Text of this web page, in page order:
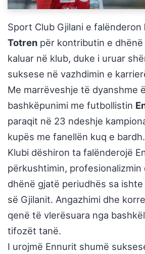
Sport Club Gjilani e falënderon
Totren për kontributin e
kaluar në klub, duke i uruar
suksese në vazhdimin e
Me marrëveshje të dyanshme
bashkëpunimi me futbollistin
paraqit në 23 ndeshje
kupës me fanellën kuq e bardh.
Klubi dëshiron ta falënderojë
përkushtimin,
dhënë gjatë periudhës sa
së Gjilanit. Angazhimi dhe
qenë të vlerësuara nga
tifozët tanë.
I urojmë Ennurit shumë